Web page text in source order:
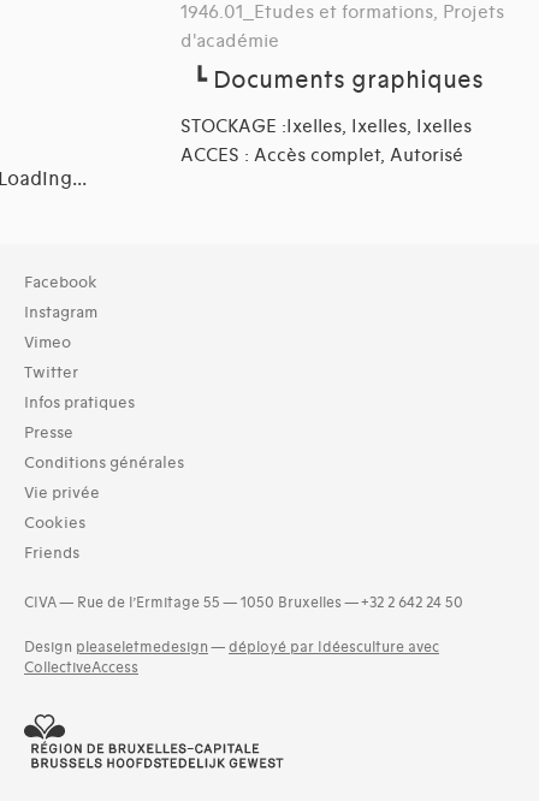
1946.01_Etudes et formations, Projets
d'académie
┗Documents graphiques
STOCKAGE :Ixelles, Ixelles, Ixelles
ACCES : Accès complet, Autorisé
Collection
TOUT (3)
Archives (3)
Typologies documents
Séries (activités) (1)
01-architecture domestique (7)
03-architecture artisanale et industrielle (7)
04-architecture commerciale et de services (7)
05-architecture de l'administration et vie publique (5)
08-architecture militaire (1)
09-architecture hospitalière, assistance et protection
(5)
Facebook
Instagram
Vimeo
Twitter
Infos pratiques
Presse
Conditions générales
Vie privée
Cookies
Friends
CIVA — Rue de l’Ermitage 55 — 1050 Bruxelles — +32 2 642 24 50
Design pleaseletmedesign — déployé par Idéesculture avec
CollectiveAccess